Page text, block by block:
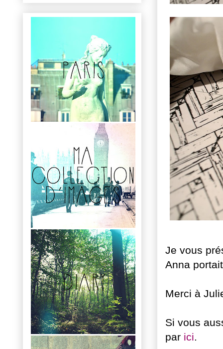
Je vous
Anna
Merci à
Si vous
par ici.